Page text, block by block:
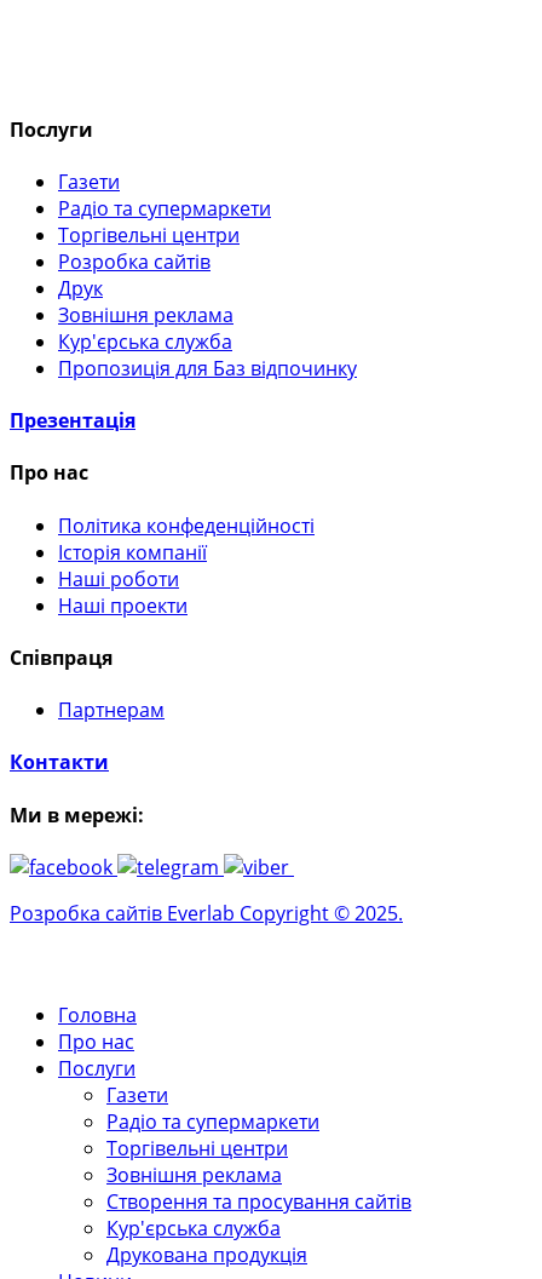
Послуги
Газети
Радіо та супермаркети
Торгівельні центри
Розробка сайтів
Друк
Зовнішня реклама
Кур'єрська служба
Пропозиція для Баз відпочинку
Презентація
Про нас
Політика конфеденційності
Історія компанії
Наші роботи
Наші проекти
Співпраця
Партнерам
Контакти
Ми в мережі:
Розробка сайтів Everlab Copyright © 2025.
Головна
Про нас
Послуги
Газети
Радіо та супермаркети
Торгівельні центри
Зовнішня реклама
Створення та просування сайтів
Кур'єрська служба
Друкована продукція